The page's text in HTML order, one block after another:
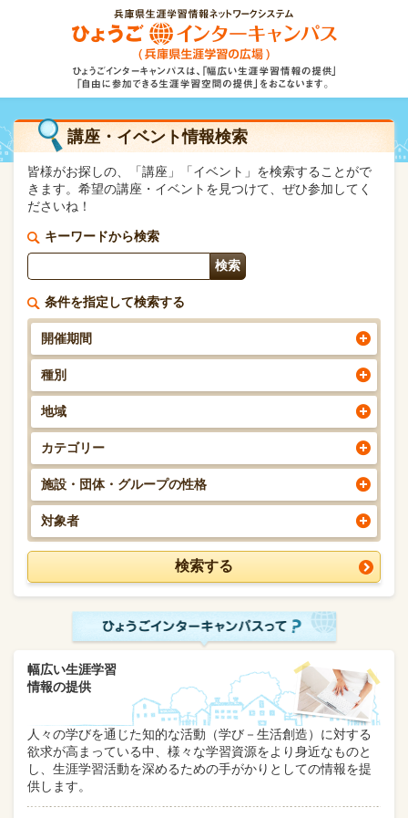
講座・イベント情報検索
皆様がお探しの、「講座」「イベント」を検索することがで
きます。希望の講座・イベントを見つけて、ぜひ参加してく
ださいね！
キーワードから検索
条件を指定して検索する
開催期間
種別
地域
カテゴリー
施設・団体・グループの性格
対象者
幅広い生涯学習
情報の提供
人々の学びを通じた知的な活動（学び－生活創造）に対する
欲求が高まっている中、様々な学習資源をより身近なものと
し、生涯学習活動を深めるための手がかりとしての情報を提
供します。